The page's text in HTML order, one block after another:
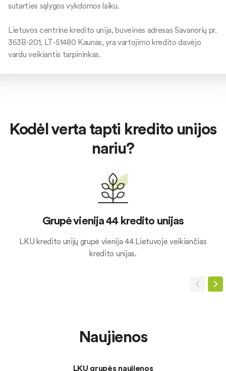
sutarties sąlygos vykdomos laiku.
Lietuvos centrinė kredito unija, buveinės adresas Savanorių pr.
363B-201, LT-51480 Kaunas, yra vartojimo kredito davėjo
vardu veikiantis tarpininkas.
Kodėl verta tapti kredito unijos
nariu?
Grupė vienija 44 kredito unijas
LKU kredito unijų grupė vienija 44 Lietuvoje veikiančias
kredito unijas.
Naujienos
LKU grupės naujienos